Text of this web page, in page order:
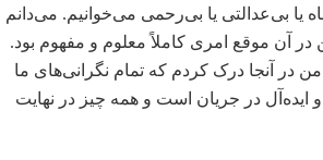
یا بی‌عدالتی یا بی‌رحمی می‌خوانیم. می‌دانم
آن موقع امری کاملاً معلوم و مفهوم بود.
من در آنجا درک کردم که تمام نگرانی‌های ما
ایده‌آل در جریان است و همه چیز در نهایت